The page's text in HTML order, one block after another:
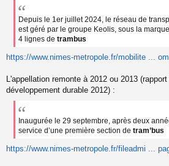
u
Depuis le 1er juillet 2024, le réseau de
est géré par le groupe Keolis, sous la
4 lignes de trambus
https://www.nimes-metropole.fr/mobilite ...
L'appellation remonte à 2012 ou 2013
développement durable 2012) :
Inaugurée le 29 septembre, après deux
service d’une première section de tram’bus
https://www.nimes-metropole.fr/fileadmi ...